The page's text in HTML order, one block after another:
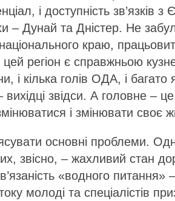
і доступність зв’язків
– Дунай та Дністер. Не
краю,
регіон є справжньою
і кілька голів ОДА, і багато
звідси. А головне –
і змінювати своє
основні проблеми.
звісно, – жахливий стан
«водного
молоді та спеціалістів